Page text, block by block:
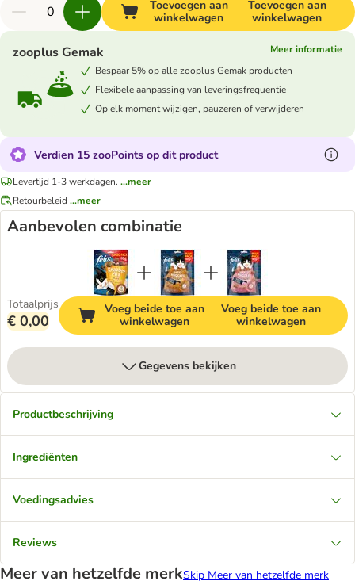
Toevoegen aan
winkelwagen
Toevoegen aan
winkelwagen
zooplus Gemak
Meer informatie
Bespaar 5% op alle zooplus Gemak producten
Flexibele aanpassing van leveringsfrequentie
Op elk moment wijzigen, pauzeren of verwijderen
Verdien 15 zooPoints op dit product
Levertijd 1-3 werkdagen. ...meer
Retourbeleid ...meer
Aanbevolen combinatie
Totaalprijs
€ 0,00
Voeg beide toe aan
winkelwagen
Voeg beide toe aan
winkelwagen
Gegevens bekijken
Productbeschrijving
Ingrediënten
Voedingsadvies
Reviews
Meer van hetzelfde merkSkip Meer van hetzelfde merk